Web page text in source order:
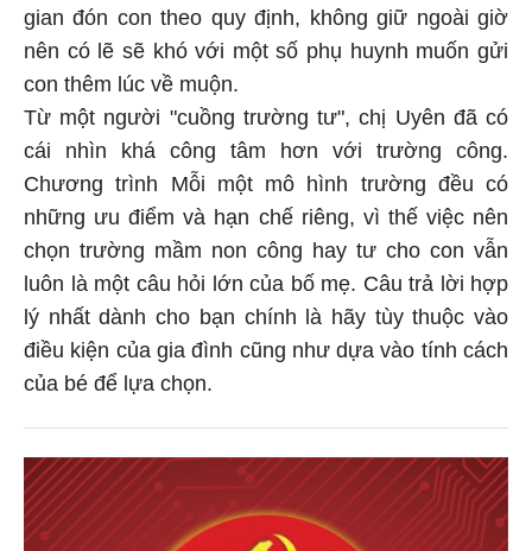
gian đón con theo quy định, không giữ ngoài giờ
nên có lẽ sẽ khó với một số phụ huynh muốn gửi
con thêm lúc về muộn.
Từ một người "cuồng trường tư", chị Uyên đã có
cái nhìn khá công tâm hơn với trường công.
Chương trình Mỗi một mô hình trường đều có
những ưu điểm và hạn chế riêng, vì thế việc nên
chọn trường mầm non công hay tư cho con vẫn
luôn là một câu hỏi lớn của bố mẹ. Câu trả lời hợp
lý nhất dành cho bạn chính là hãy tùy thuộc vào
điều kiện của gia đình cũng như dựa vào tính cách
của bé để lựa chọn.